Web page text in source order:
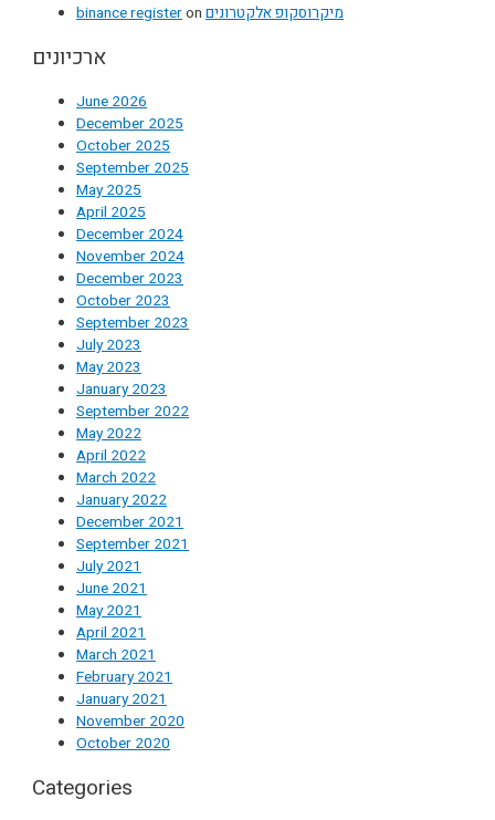
binance registeronמיקרוסקופ אלקטרונים
ארכיונים
June 2026
December 2025
October 2025
September 2025
May 2025
April 2025
December 2024
November 2024
December 2023
October 2023
September 2023
July 2023
May 2023
January 2023
September 2022
May 2022
April 2022
March 2022
January 2022
December 2021
September 2021
July 2021
June 2021
May 2021
April 2021
March 2021
February 2021
January 2021
November 2020
October 2020
Categories